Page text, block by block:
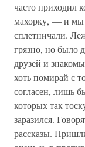
часто приходил
махорку, — и мы
сплетничали.
грязно, но было
друзей и
хоть помирай с
согласен, лишь
которых так
заразился.
рассказы.